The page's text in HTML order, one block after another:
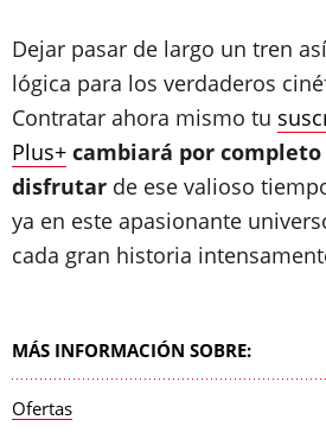
Dejar pasar de largo un tren
lógica para los verdaderos
Contratar ahora mismo tu
Plus+ cambiará por
disfrutar de ese valioso
ya en este apasionante
cada gran historia
MÁS INFORMACIÓN SOBRE:
Ofertas